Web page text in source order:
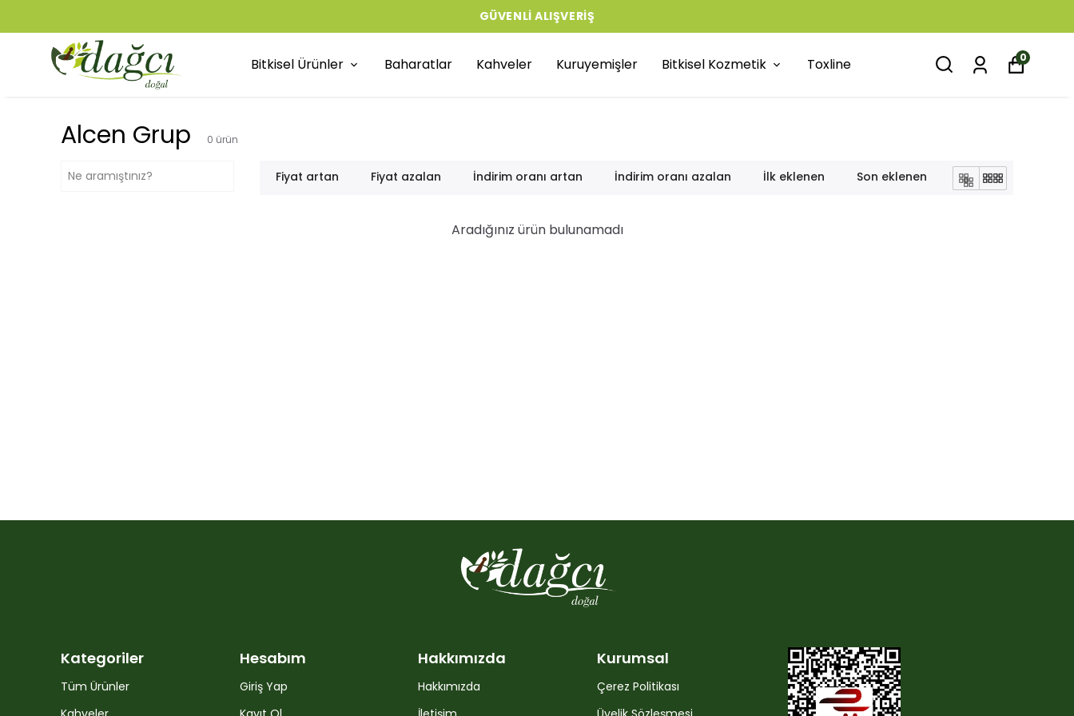
GÜVENLI ALIŞVERIŞ
Bitkisel Ürünler Baharatlar Kahveler Kuruyemişler Bitkisel Kozmetik Toxline 0
Alcen Grup 0 ürün
Fiyat artan Fiyat azalan İndirim oranı artan İndirim oranı azalan İlk eklenen Son eklenen
Aradığınız ürün bulunamadı
Kategoriler
Tüm Ürünler
Hesabım
Giriş Yap
Hakkımızda
Hakkımızda
Kurumsal
Çerez Politikası